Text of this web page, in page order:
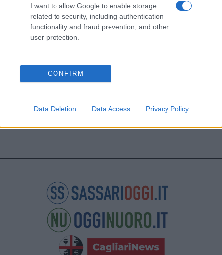
I want to allow Google to enable storage
related to security, including authentication
functionality and fraud prevention, and other
user protection.
CONFIRM
Data Deletion Data Access Privacy Policy
Privacy
Utilizziamo Mailchimp come piattaforma di
marketing. Iscrivendoti alla newsletter accetti che le
tue informazioni siano trasferite a Mailchimp per
facendo clic sul collegamento nel piè di pagina delle
nostre e-mail.